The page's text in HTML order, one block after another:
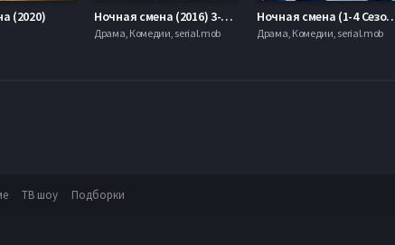
(2020) Ночная смена (2016) 3-4 сезон
Драма, Комедии, serial.mob
Ночная смена (1-
Драма, Комедии, serial.mob
ТВ шоу Подборки